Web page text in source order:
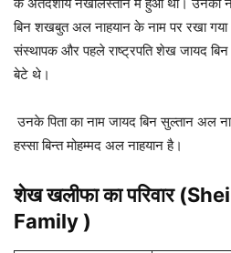
बिन शखबुत अल नाहयान के नाम पर रखा
संस्थापक और पहले राष्ट्रपति शेख जायद
बेटे थे।
उनके पिता का नाम जायद बिन सुल्तान अल
हस्सा बिन्त मोहम्मद अल नाहयान है।
शेख खलीफा का परिवार
Family )